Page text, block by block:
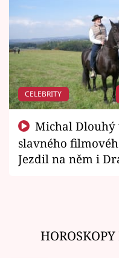
CELEBRITY
slavného
Jezdil na něm i